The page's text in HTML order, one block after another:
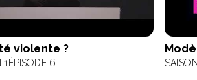
violente ?
1ÉPISODE 6